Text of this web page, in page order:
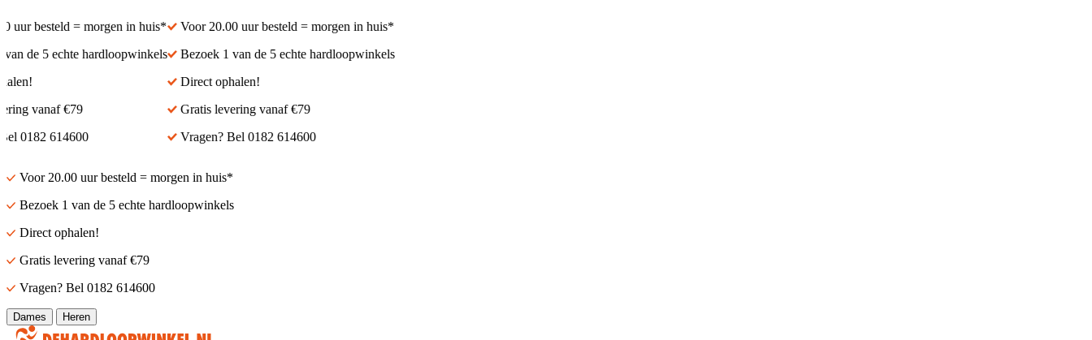
uur besteld = morgen in huis*
de 5 echte hardloopwinkels
vanaf €79
0182 614600
Voor 20.00 uur besteld = morgen in huis*
Bezoek 1 van de 5 echte hardloopwinkels
Direct ophalen!
Gratis levering vanaf €79
Vragen? Bel 0182 614600
Voor 20.00 uur besteld = morgen in huis*
Bezoek 1 van de 5 echte hardloopwinkels
Direct ophalen!
Gratis levering vanaf €79
Vragen? Bel 0182 614600
Dames Heren